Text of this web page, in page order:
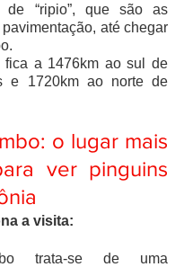
de “ripio”, que são as
até chegar
fica a 1476km ao sul de
e 1720km ao norte de
o lugar mais
ver pinguins
a visita:
trata-se de uma